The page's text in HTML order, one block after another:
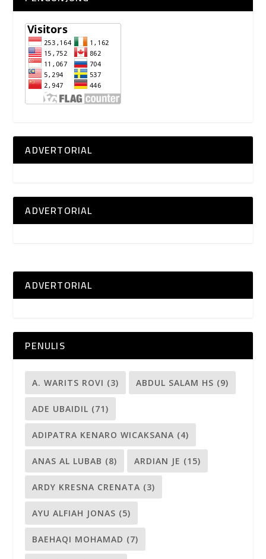
ADVERTORIAL
ADVERTORIAL
ADVERTORIAL
PENULIS
A. WARITS ROVI (3) ABDUL SALAM HS (9)
ADE UBAIDIL (71)
ADIPATRA KENARO WICAKSANA (4)
ANAS AL LUBAB (8) ARDIAN JE (15)
ARDY KRESNA CRENATA (3)
AYU ALFIAH JONAS (5)
BAEHAQI MOHAMAD (7)